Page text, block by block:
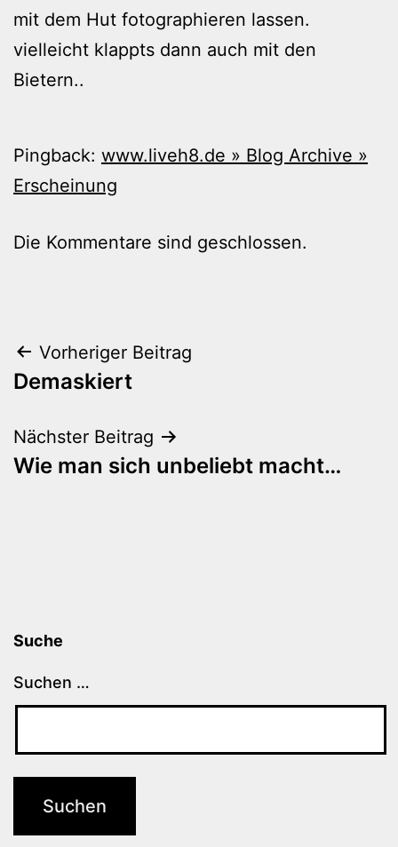
mit dem Hut fotographieren lassen.
vielleicht klappts dann auch mit den
Bietern..
Pingback: www.liveh8.de » Blog Archive »
Erscheinung
Die Kommentare sind geschlossen.
Beitragsnavigation
Vorheriger Beitrag
Demaskiert
Nächster Beitrag
Wie man sich unbeliebt macht…
Suche
Suchen …